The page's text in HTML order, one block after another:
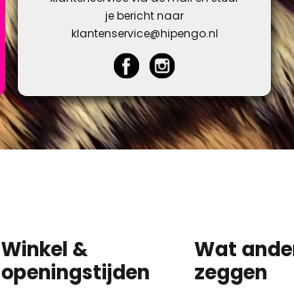
je bericht naar
klantenservice@hipengo.nl
Winkel &
openingstijden
Wat
zeggen